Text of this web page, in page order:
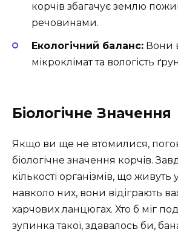
корчів збагачує землю
речовинами.
Екологічний баланс: Вони
мікроклімат та вологість
Біологічне Значення
Якщо ви ще не втомилися,
біологічне значення корчів.
кількості організмів, що живуть
навколо них, вони відіграють
харчових ланцюгах. Хто б міг
зупинка такої, здавалось би,